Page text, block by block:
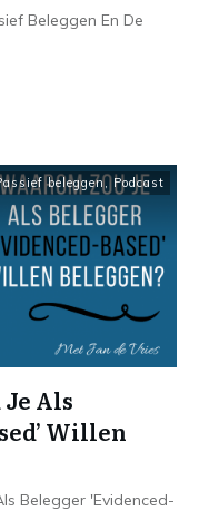
Beleggen En De
beleggen , Podcast
Je Als
Willen
Belegger 'Evidenced-